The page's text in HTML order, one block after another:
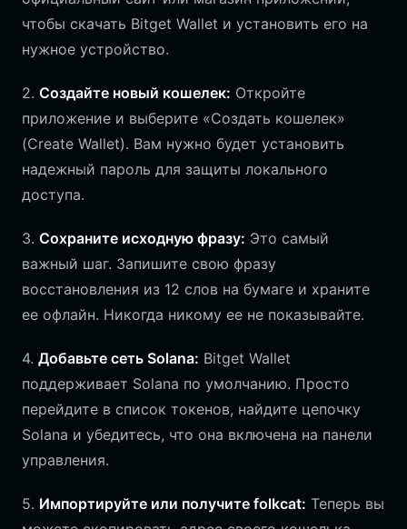
чтобы скачать Bitget Wallet и установить его на
нужное устройство.
2. Создайте новый кошелек: Откройте
приложение и выберите «Создать кошелек»
(Create Wallet). Вам нужно будет установить
надежный пароль для защиты локального
доступа.
3. Сохраните исходную фразу: Это самый
важный шаг. Запишите свою фразу
восстановления из 12 слов на бумаге и храните
ее офлайн. Никогда никому ее не показывайте.
4. Добавьте сеть Solana: Bitget Wallet
поддерживает Solana по умолчанию. Просто
перейдите в список токенов, найдите цепочку
Solana и убедитесь, что она включена на панели
управления.
5. Импортируйте или получите folkcat: Теперь вы